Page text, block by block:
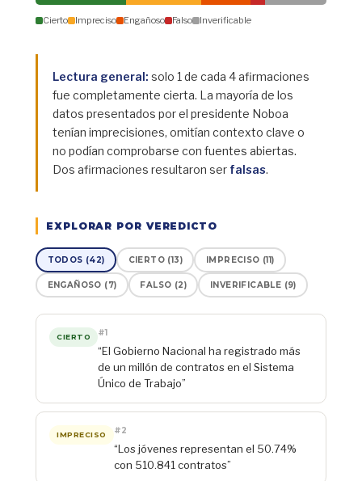
Cierto Impreciso Engañoso Falso Inverificable
Lectura general: solo 1 de cada 4 afirmaciones
fue completamente cierta. La mayoría de los
datos presentados por el presidente Noboa
tenían imprecisiones, omitían contexto clave o
no podían comprobarse con fuentes abiertas.
Dos afirmaciones resultaron ser falsas.
EXPLORAR POR VEREDICTO
TODOS (42) CIERTO (13) IMPRECISO (11)
ENGAÑOSO (7) FALSO (2) INVERIFICABLE (9)
CIERTO #1
“El Gobierno Nacional ha registrado más
de un millón de contratos en el Sistema
Único de Trabajo”
IMPRECISO #2
“Los jóvenes representan el 50.74%
con 510.841 contratos”